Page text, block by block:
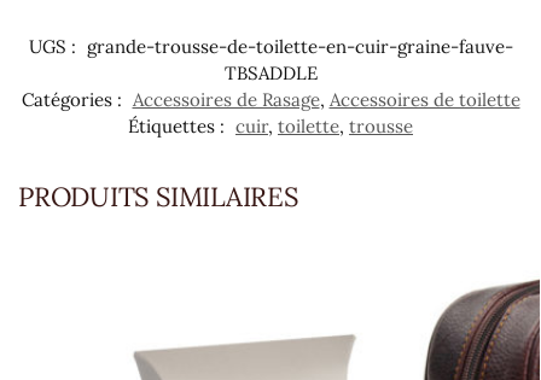
UGS : grande-trousse-de-toilette-en-cuir-graine-fauve-
TBSADDLE
Catégories : Accessoires de Rasage, Accessoires de toilette
Étiquettes : cuir, toilette, trousse
PRODUITS SIMILAIRES